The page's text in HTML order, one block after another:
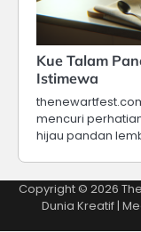
Kue Talam
Istimewa
mencuri
hijau pandan
Copyright © 2026
Dunia Kreatif|